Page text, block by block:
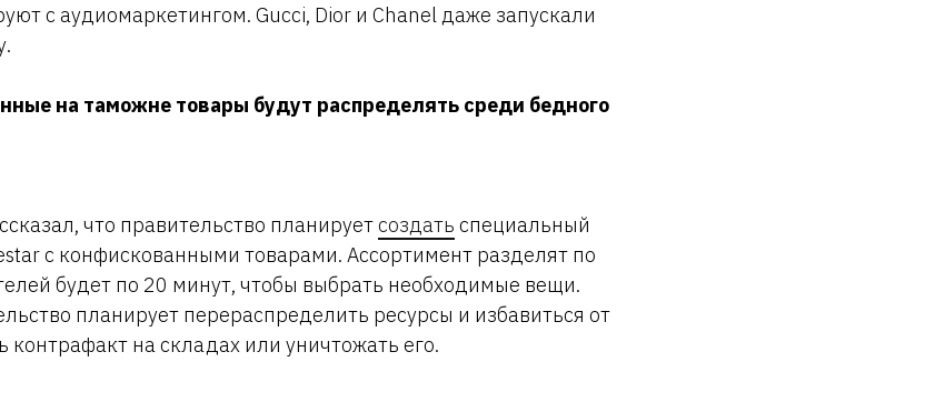
с аудиомаркетингом. Gucci, Dior и Chanel даже запускали
на таможне товары будут распределять среди бедного
что правительство планируетсоздать специальный
с конфискованными товарами. Ассортимент разделят по
будет по 20 минут, чтобы выбрать необходимые вещи.
планирует перераспределить ресурсы и избавиться от
контрафакт на складах или уничтожать его.